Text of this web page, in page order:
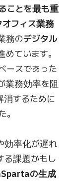
ことを最も重
オフィス業務
務のデジタル
めています。
ースであった
業務効率を阻
消するために
効率化が遅れ
る課題かもし
の生成